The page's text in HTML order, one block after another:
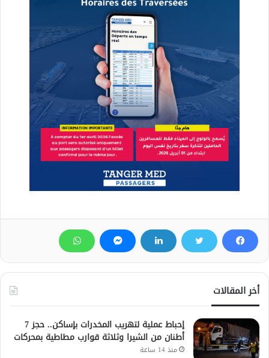
أخر المقالات
إحباط عملية لتهريب المخدرات بإساكن.. حجز 7
أطنان من الشيرا وثلاثة قوارب مطاطية بمحركات
منذ 14 ساعة